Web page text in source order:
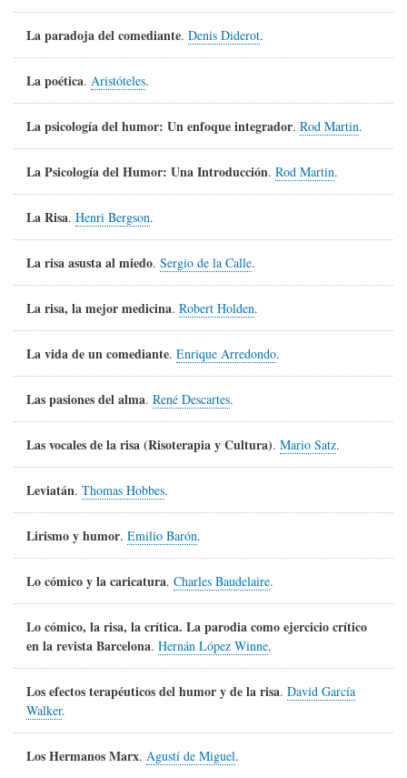
La paradoja del comediante. Denis Diderot.
La poética. Aristóteles.
La psicología del humor: Un enfoque integrador. Rod Martin.
La Psicología del Humor: Una Introducción. Rod Martin.
La Risa. Henri Bergson.
La risa asusta al miedo. Sergio de la Calle.
La risa, la mejor medicina. Robert Holden.
La vida de un comediante. Enrique Arredondo.
Las pasiones del alma. René Descartes.
Las vocales de la risa (Risoterapia y Cultura). Mario Satz.
Leviatán. Thomas Hobbes.
Lirismo y humor. Emilio Barón.
Lo cómico y la caricatura. Charles Baudelaire.
Lo cómico, la risa, la crítica. La parodia como ejercicio crítico
en la revista Barcelona. Hernán López Winne.
Los efectos terapéuticos del humor y de la risa. David García
Walker.
Los Hermanos Marx. Agustí de Miguel.